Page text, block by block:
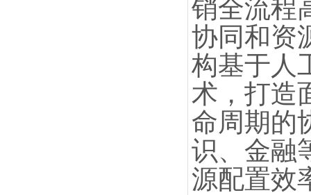
销全流程
协同和资
构基于人
术，打造
命周期的
识、金融
源配置效